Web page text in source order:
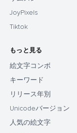
JoyPixels
Tiktok
もっと見る
絵文字コンボ
キーワード
リリース年別
Unicodeバージョン
人気の絵文字